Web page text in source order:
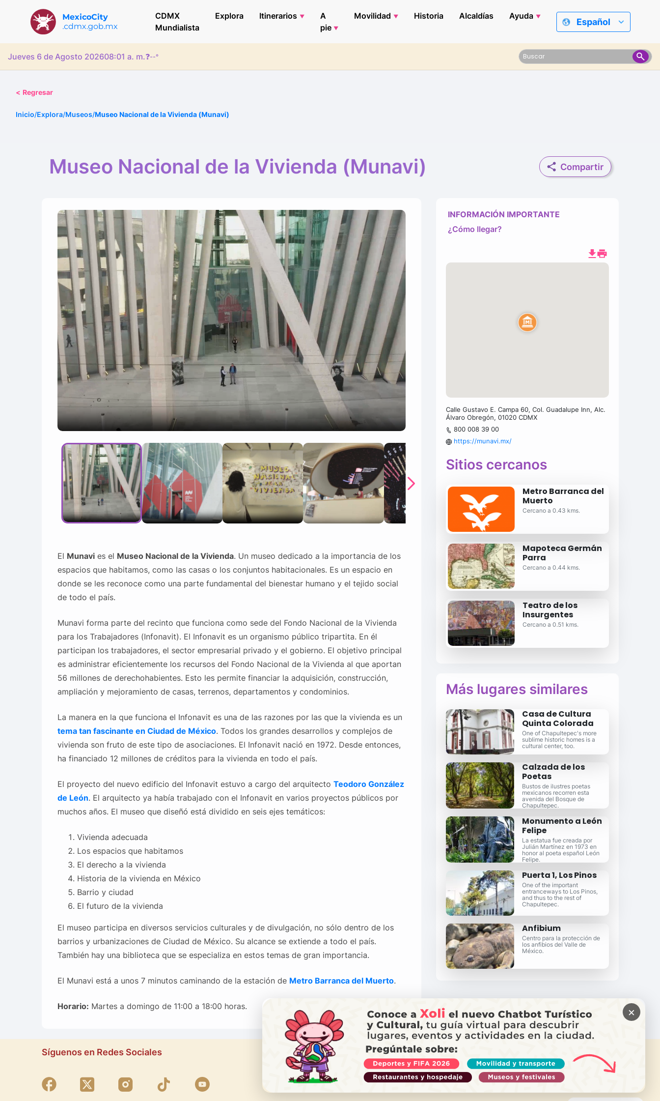
MexicoCity
.cdmx.gob.mx
CDMX
Mundialista
Explora Itinerarios
A
pie
Movilidad Historia Alcaldías Ayuda
Español
Jueves 6 de Agosto 202608:01 a. m.❓--°
< Regresar
Inicio/Explora/Museos/Museo Nacional de la Vivienda (Munavi)
Museo Nacional de la Vivienda (Munavi) Compartir
El Munavies el Museo Nacional de la Vivienda. Un museo dedicado a la importancia de los
espacios que habitamos, como las casas o los conjuntos habitacionales. Es un espacio en
donde se les reconoce como una parte fundamental del bienestar humano y el tejido social
de todo el país.
Munavi forma parte del recinto que funciona como sede del Fondo Nacional de la Vivienda
para los Trabajadores (Infonavit). El Infonavit es un organismo público tripartita. En él
participan los trabajadores, el sector empresarial privado y el gobierno. El objetivo principal
es administrar eficientemente los recursos del Fondo Nacional de la Vivienda al que aportan
56 millones de derechohabientes. Esto les permite financiar la adquisición, construcción,
ampliación y mejoramiento de casas, terrenos, departamentos y condominios.
La manera en la que funciona el Infonavit es una de las razones por las que la vivienda es un
tema tan fascinante en Ciudad de México. Todos los grandes desarrollos y complejos de
vivienda son fruto de este tipo de asociaciones. El Infonavit nació en 1972. Desde entonces,
ha financiado 12 millones de créditos para la vivienda en todo el país.
El proyecto del nuevo edificio del Infonavit estuvo a cargo del arquitecto Teodoro González
de León. El arquitecto ya había trabajado con el Infonavit en varios proyectos públicos por
muchos años. El museo que diseñó está dividido en seis ejes temáticos:
Vivienda adecuada
Los espacios que habitamos
El derecho a la vivienda
Historia de la vivienda en México
Barrio y ciudad
El futuro de la vivienda
El museo participa en diversos servicios culturales y de divulgación, no sólo dentro de los
barrios y urbanizaciones de Ciudad de México. Su alcance se extiende a todo el país.
También hay una biblioteca que se especializa en estos temas de gran importancia.
El Munavi está a unos 7 minutos caminando de la estación de Metro Barranca del Muerto.
Horario: Martes a domingo de 11:00 a 18:00 horas.
INFORMACIÓN IMPORTANTE
¿Cómo llegar?
Calle Gustavo E. Campa 60, Col. Guadalupe Inn, Alc.
Álvaro Obregón, 01020 CDMX
800 008 39 00
https://munavi.mx/
Sitios cercanos
Metro Barranca del
Muerto
Cercano a 0.43 kms.
Mapoteca Germán
Parra
Cercano a 0.44 kms.
Teatro de los
Insurgentes
Cercano a 0.51 kms.
Más lugares similares
Casa de Cultura
Quinta Colorada
One of Chapultepec's more
sublime historic homes is a
cultural center, too.
Calzada de los
Poetas
Bustos de ilustres poetas
mexicanos recorren esta
avenida del Bosque de
Chapultepec.
Monumento a León
Felipe
La estatua fue creada por
Julián Martínez en 1973 en
honor al poeta español León
Felipe.
Puerta 1, Los Pinos
One of the important
entranceways to Los Pinos,
and thus to the rest of
Chapultepec.
Anfibium
Centro para la protección de
los anfibios del Valle de
México.
Síguenos en Redes Sociales
¿NECESITAS AYUDA?
Llama a Locatel
×